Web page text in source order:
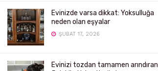
Evinizde varsa dikkat: Yoksulluğa
neden olan eşyalar
ŞUBAT 17, 2026
Evinizi tozdan tamamen arındıran